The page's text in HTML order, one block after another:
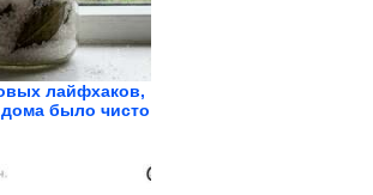
лайфхаков,
было чисто